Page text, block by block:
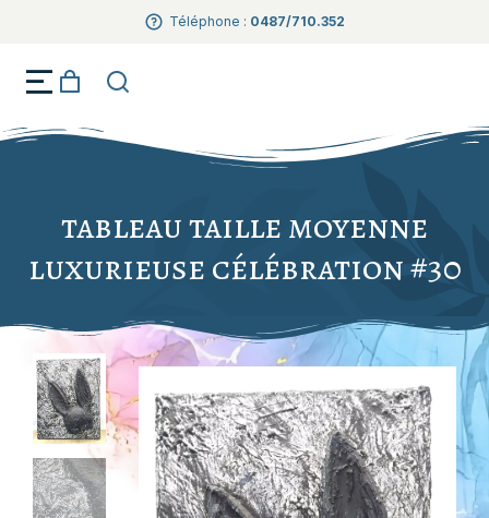
Téléphone : 0487/710.352
tableau taille moyenne
luxurieuse célébration #30